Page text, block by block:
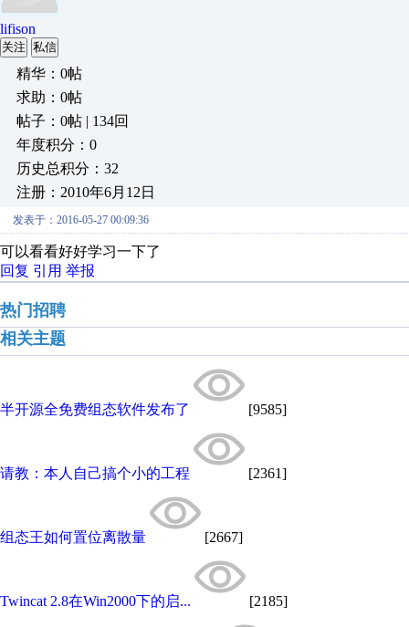
lifison
关注 私信
精华：0帖
求助：0帖
帖子：0帖 | 134回
年度积分：0
历史总积分：32
注册：2010年6月12日
发表于：2016-05-27 00:09:36
可以看看好好学习一下了
回复 引用 举报
热门招聘
相关主题
半开源全免费组态软件发布了 [9585]
请教：本人自己搞个小的工程 [2361]
组态王如何置位离散量 [2667]
Twincat 2.8在Win2000下的启... [2185]